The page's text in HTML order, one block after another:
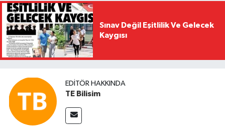
Sınav Değil Eşitlilik Ve Gelecek
Kaygısı
EDITÖR HAKKINDA
TE Bilisim